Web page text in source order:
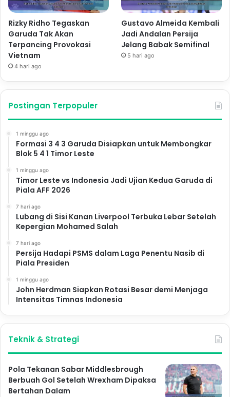
Rizky Ridho Tegaskan
Garuda Tak Akan
Terpancing Provokasi
Vietnam
4 hari ago
Gustavo Almeida Kembali
Jadi Andalan Persija
Jelang Babak Semifinal
5 hari ago
Postingan Terpopuler
1 minggu ago
Formasi 3 4 3 Garuda Disiapkan untuk Membongkar
Blok 5 4 1 Timor Leste
1 minggu ago
Timor Leste vs Indonesia Jadi Ujian Kedua Garuda di
Piala AFF 2026
7 hari ago
Lubang di Sisi Kanan Liverpool Terbuka Lebar Setelah
Kepergian Mohamed Salah
7 hari ago
Persija Hadapi PSMS dalam Laga Penentu Nasib di
Piala Presiden
1 minggu ago
John Herdman Siapkan Rotasi Besar demi Menjaga
Intensitas Timnas Indonesia
Teknik & Strategi
Pola Tekanan Sabar Middlesbrough
Berbuah Gol Setelah Wrexham Dipaksa
Bertahan Dalam